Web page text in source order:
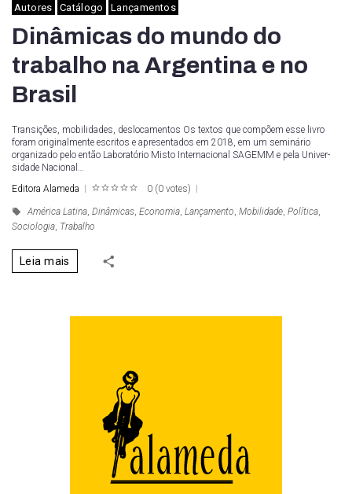
Autores Catálogo Lançamentos
Dinâmicas do mundo do
trabalho na Argentina e no
Brasil
Transições, mobilidades, deslocamentos Os textos que compõem esse livro
foram originalmente escritos e apresentados em 2018, em um seminá­rio
organizado pelo então Laboratório Misto Internacional SAGEMM e pela Univer­
sidade Nacional…
Editora Alameda
0 (0 votes)
América Latina Dinâmicas Economia Lançamento Mobilidade Política
Sociologia Trabalho
Leia mais